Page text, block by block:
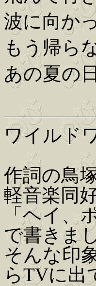
波に向か
もう帰ら
あの夏の
ワイルド
作詞の鳥
軽音楽同
「ヘイ、
で書きま
そんな印
らTVに出